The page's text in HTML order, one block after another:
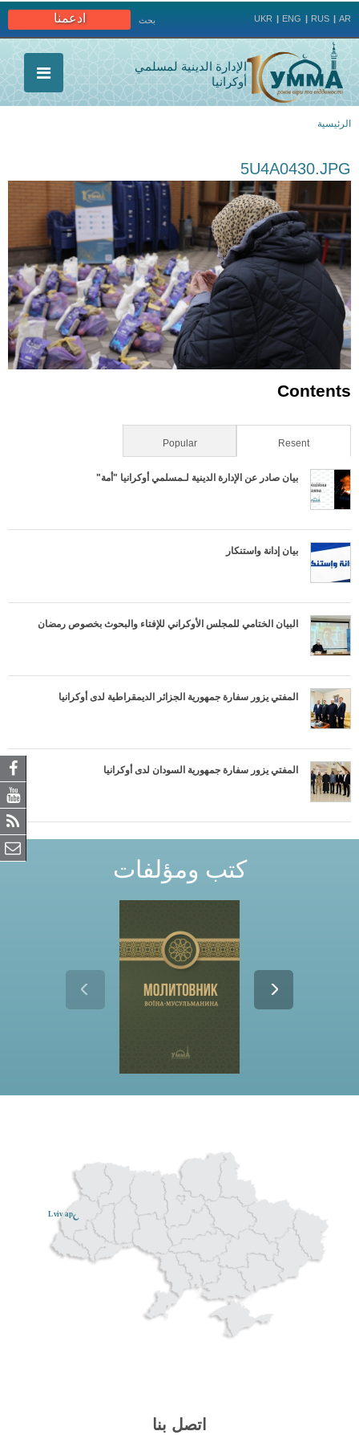
ادعمنا بحث UKR ENG RUS AR
الإدارة الدينية لمسلمي
أوكرانيا
هنا
الرئيسية
5U4A0430.JPG
Contents
Resent (علامة التبويب النشطة)Popular
بيان صادر عن الإدارة الدينية لـمسلمي أوكرانيا "أمة"
بيان إدانة واستنكار
البيان الختامي للمجلس الأوكراني للإفتاء والبحوث بخصوص رمضان
المفتي يزور سفارة جمهورية الجزائر الديمقراطية لدى أوكرانيا
المفتي يزور سفارة جمهورية السودان لدى أوكرانيا
كتب ومؤلفات
Lviv ар
اتصل بنا